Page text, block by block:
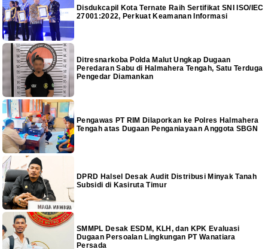
Disdukcapil Kota Ternate Raih Sertifikat SNI ISO/IEC
27001:2022, Perkuat Keamanan Informasi
Ditresnarkoba Polda Malut Ungkap Dugaan
Peredaran Sabu di Halmahera Tengah, Satu Terduga
Pengedar Diamankan
Pengawas PT RIM Dilaporkan ke Polres Halmahera
Tengah atas Dugaan Penganiayaan Anggota SBGN
DPRD Halsel Desak Audit Distribusi Minyak Tanah
Subsidi di Kasiruta Timur
SMMPL Desak ESDM, KLH, dan KPK Evaluasi
Dugaan Persoalan Lingkungan PT Wanatiara
Persada